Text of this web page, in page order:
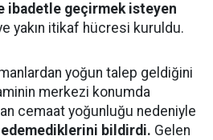
ibadetle geçirmek isteyen
yakın itikaf hücresi kuruldu.
yoğun talep geldiğini
merkezi konumda
cemaat yoğunluğu nedeniyle
bildirdi. Gelen